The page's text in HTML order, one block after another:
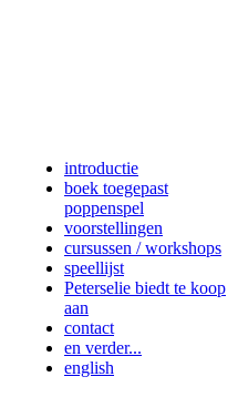
introductie
boek toegepast
poppenspel
voorstellingen
cursussen / workshops
speellijst
Peterselie biedt te koop
aan
contact
en verder...
english